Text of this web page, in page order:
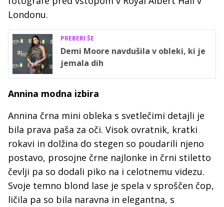
Londonu.
PREBERI ŠE
Demi Moore navdušila v obleki, ki je
jemala dih
Annina modna izbira
Annina črna mini obleka s svetlečimi detajli je
bila prava paša za oči. Visok ovratnik, kratki
rokavi in dolžina do stegen so poudarili njeno
postavo, prosojne črne najlonke in črni stiletto
čevlji pa so dodali piko na i celotnemu videzu.
Svoje temno blond lase je spela v sproščen čop,
ličila pa so bila naravna in elegantna, s